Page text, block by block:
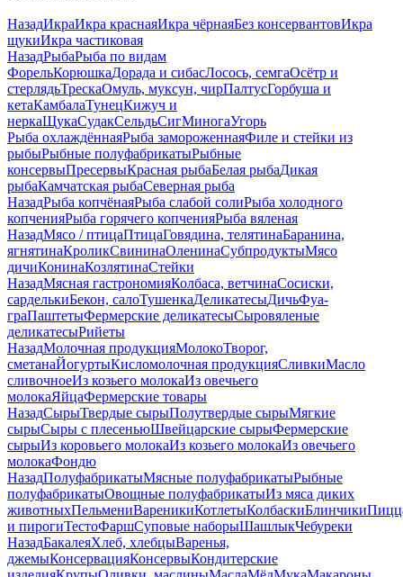
НазадИкраИкра краснаяИкра чёрнаяБез консервантовИкра
щукиИкра частиковая
НазадРыбаРыба по видам
ФорельКорюшкаДорада и сибасЛосось, семгаОсётр и
стерлядьТрескаОмуль, муксун, чирПалтусГорбуша и
кетаКамбалаТунецКижуч и
неркаЩукаСудакСельдьСигМиногаУгорь
Рыба охлаждённаяРыба замороженнаяФиле и стейки из
рыбыРыбные полуфабрикатыРыбные
консервыПресервыКрасная рыбаБелая рыбаДикая
рыбаКамчатская рыбаСеверная рыба
НазадРыба копчёнаяРыба слабой солиРыба холодного
копченияРыба горячего копченияРыба вяленая
НазадМясо / птицаПтицаГовядина, телятинаБаранина,
ягнятинаКроликСвининаОленинаСубпродуктыМясо
дичиКонинаКозлятинаСтейки
НазадМясная гастрономияКолбаса, ветчинаСосиски,
сарделькиБекон, салоТушенкаДеликатесыДичьФуа-
граПаштетыФермерские деликатесыСыровяленые
деликатесыРийеты
НазадМолочная продукцияМолокоТворог,
сметанаЙогуртыКисломолочная продукцияСливкиМасло
сливочноеИз козьего молокаИз овечьего
молокаЯйцаФермерские товары
НазадСырыТвердые сырыПолутвердые сырыМягкие
сырыСыры c плесеньюШвейцарские сырыФермерские
сырыИз коровьего молокаИз козьего молокаИз овечьего
молокаФондю
НазадПолуфабрикатыМясные полуфабрикатыРыбные
полуфабрикатыОвощные полуфабрикатыИз мяса диких
животныхПельмениВареникиКотлетыКолбаскиБлинчики
и пирогиТестоФаршСуповые наборыШашлыкЧебуреки
НазадБакалеяХлеб, хлебцыВаренья,
джемыКонсервацияКонсервыКондитерские